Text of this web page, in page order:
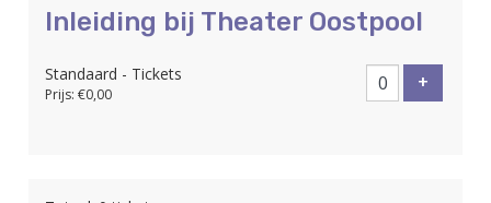
Inleiding bij Theater Oostpool
Standaard - Tickets
Prijs: €0,00
+